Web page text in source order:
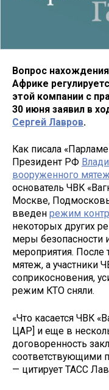
Вопрос
Африке
этой компании с
30 июня заявил в
Сергей Лавров.
Как писала
Президент РФ
вооруженного
основатель ЧВК
Москве,
введен режим
некоторых других
меры
мероприятия. После
мятеж, а участники
соприкосновения,
режим КТО сняли.
«Что касается ЧВК
ЦАР] и еще в
договоренность
соответствующими
— цитирует ТАСС